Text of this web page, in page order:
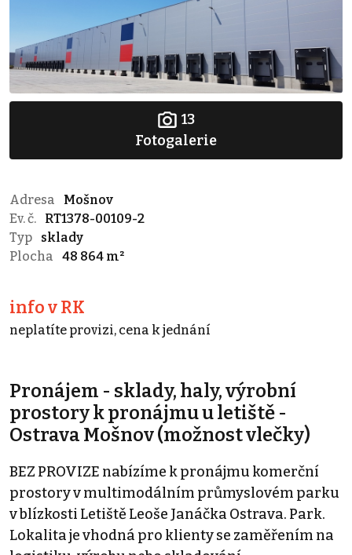
13
Fotogalerie
Adresa
Mošnov
Ev. č.
RT1378-00109-2
Typ
sklady
Plocha
48 864 m²
info v RK
neplatíte provizi, cena k jednání
Pronájem - sklady, haly, výrobní
prostory k pronájmu u letiště -
Ostrava Mošnov (možnost vlečky)
BEZ PROVIZE nabízíme k pronájmu komerční
prostory v multimodálním průmyslovém parku
v blízkosti Letiště Leoše Janáčka Ostrava. Park.
Lokalita je vhodná pro klienty se zaměřením na